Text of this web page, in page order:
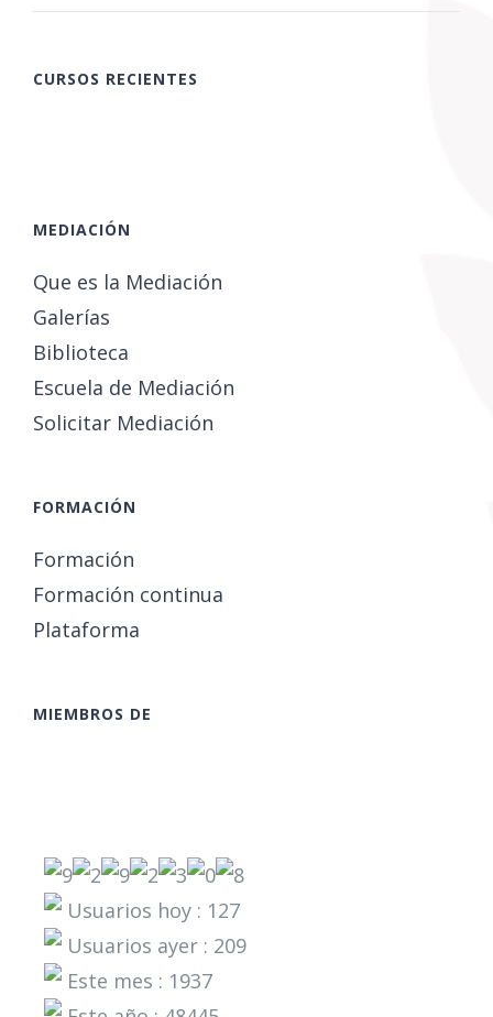
CURSOS RECIENTES
MEDIACIÓN
Que es la Mediación
Galerías
Biblioteca
Escuela de Mediación
Solicitar Mediación
FORMACIÓN
Formación
Formación continua
Plataforma
MIEMBROS DE
Usuarios hoy : 127
Usuarios ayer : 209
Este mes : 1937